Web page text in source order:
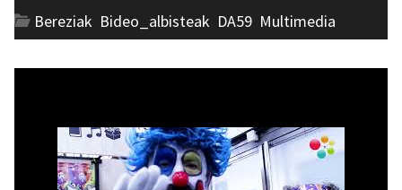
Bereziak Bideo_albisteak DA59 Multimedia